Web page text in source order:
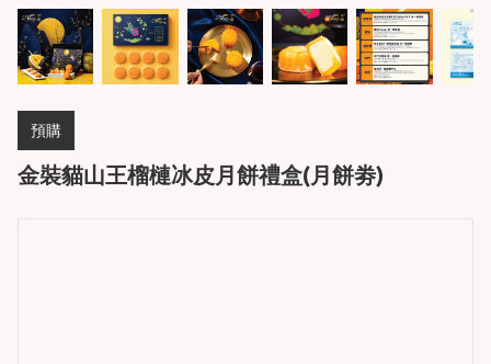
預購
金裝貓山王榴槤冰皮月餅禮盒(月餅劵)